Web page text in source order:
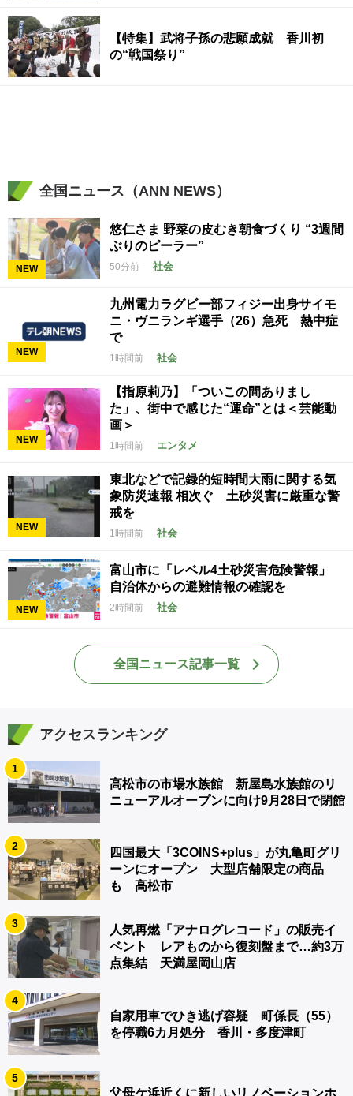
【特集】武将子孫の悲願成就 香川初
の“戦国祭り”
全国ニュース（ANN NEWS）
NEW
悠仁さま 野菜の皮むき朝食づくり “3週間
ぶりのピーラー”
50分前 社会
NEW
九州電力ラグビー部フィジー出身サイモ
ニ・ヴニランギ選手（26）急死 熱中症
で
1時間前 社会
NEW
【指原莉乃】「ついこの間ありまし
た」、街中で感じた“運命”とは＜芸能動
画＞
1時間前 エンタメ
NEW
東北などで記録的短時間大雨に関する気
象防災速報 相次ぐ 土砂災害に厳重な警
戒を
1時間前 社会
NEW
富山市に「レベル4土砂災害危険警報」
自治体からの避難情報の確認を
2時間前 社会
全国ニュース記事一覧
アクセスランキング
1
高松市の市場水族館 新屋島水族館のリ
ニューアルオープンに向け9月28日で閉館
2
四国最大「3COINS+plus」が丸亀町グリ
ーンにオープン 大型店舗限定の商品
も 高松市
3
人気再燃「アナログレコード」の販売イ
ベント レアものから復刻盤まで…約3万
点集結 天満屋岡山店
4
自家用車でひき逃げ容疑 町係長（55）
を停職6カ月処分 香川・多度津町
5
父母ケ浜近くに新しいリノベーションホ